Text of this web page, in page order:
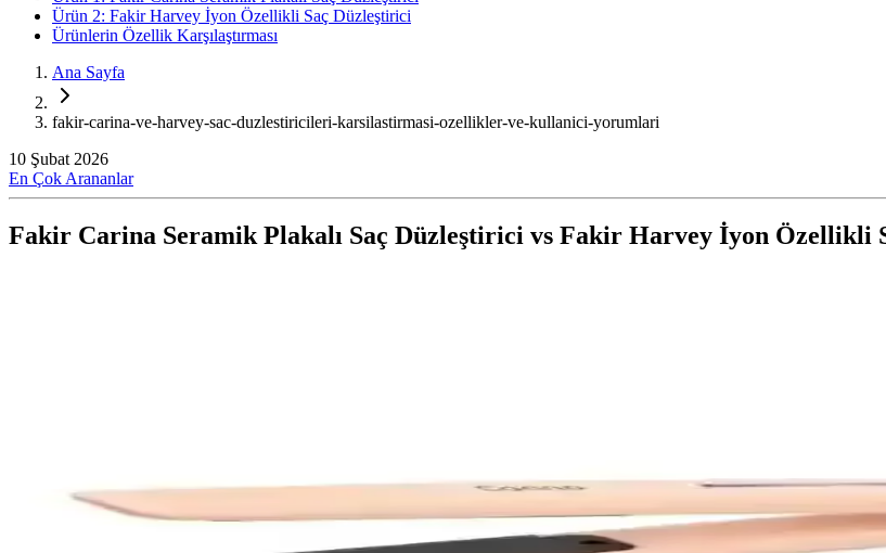
Ürün 2: Fakir Harvey İyon Özellikli Saç Düzleştirici
Ürünlerin Özellik Karşılaştırması
Ana Sayfa
fakir-carina-ve-harvey-sac-duzlestiricileri-karsilastirmasi-ozellikler-ve-kullanici-yorumlari
10 Şubat 2026
En Çok Arananlar
Fakir Carina Seramik Plakalı Saç Düzleştirici vs Fakir Harvey İyon Özellikli